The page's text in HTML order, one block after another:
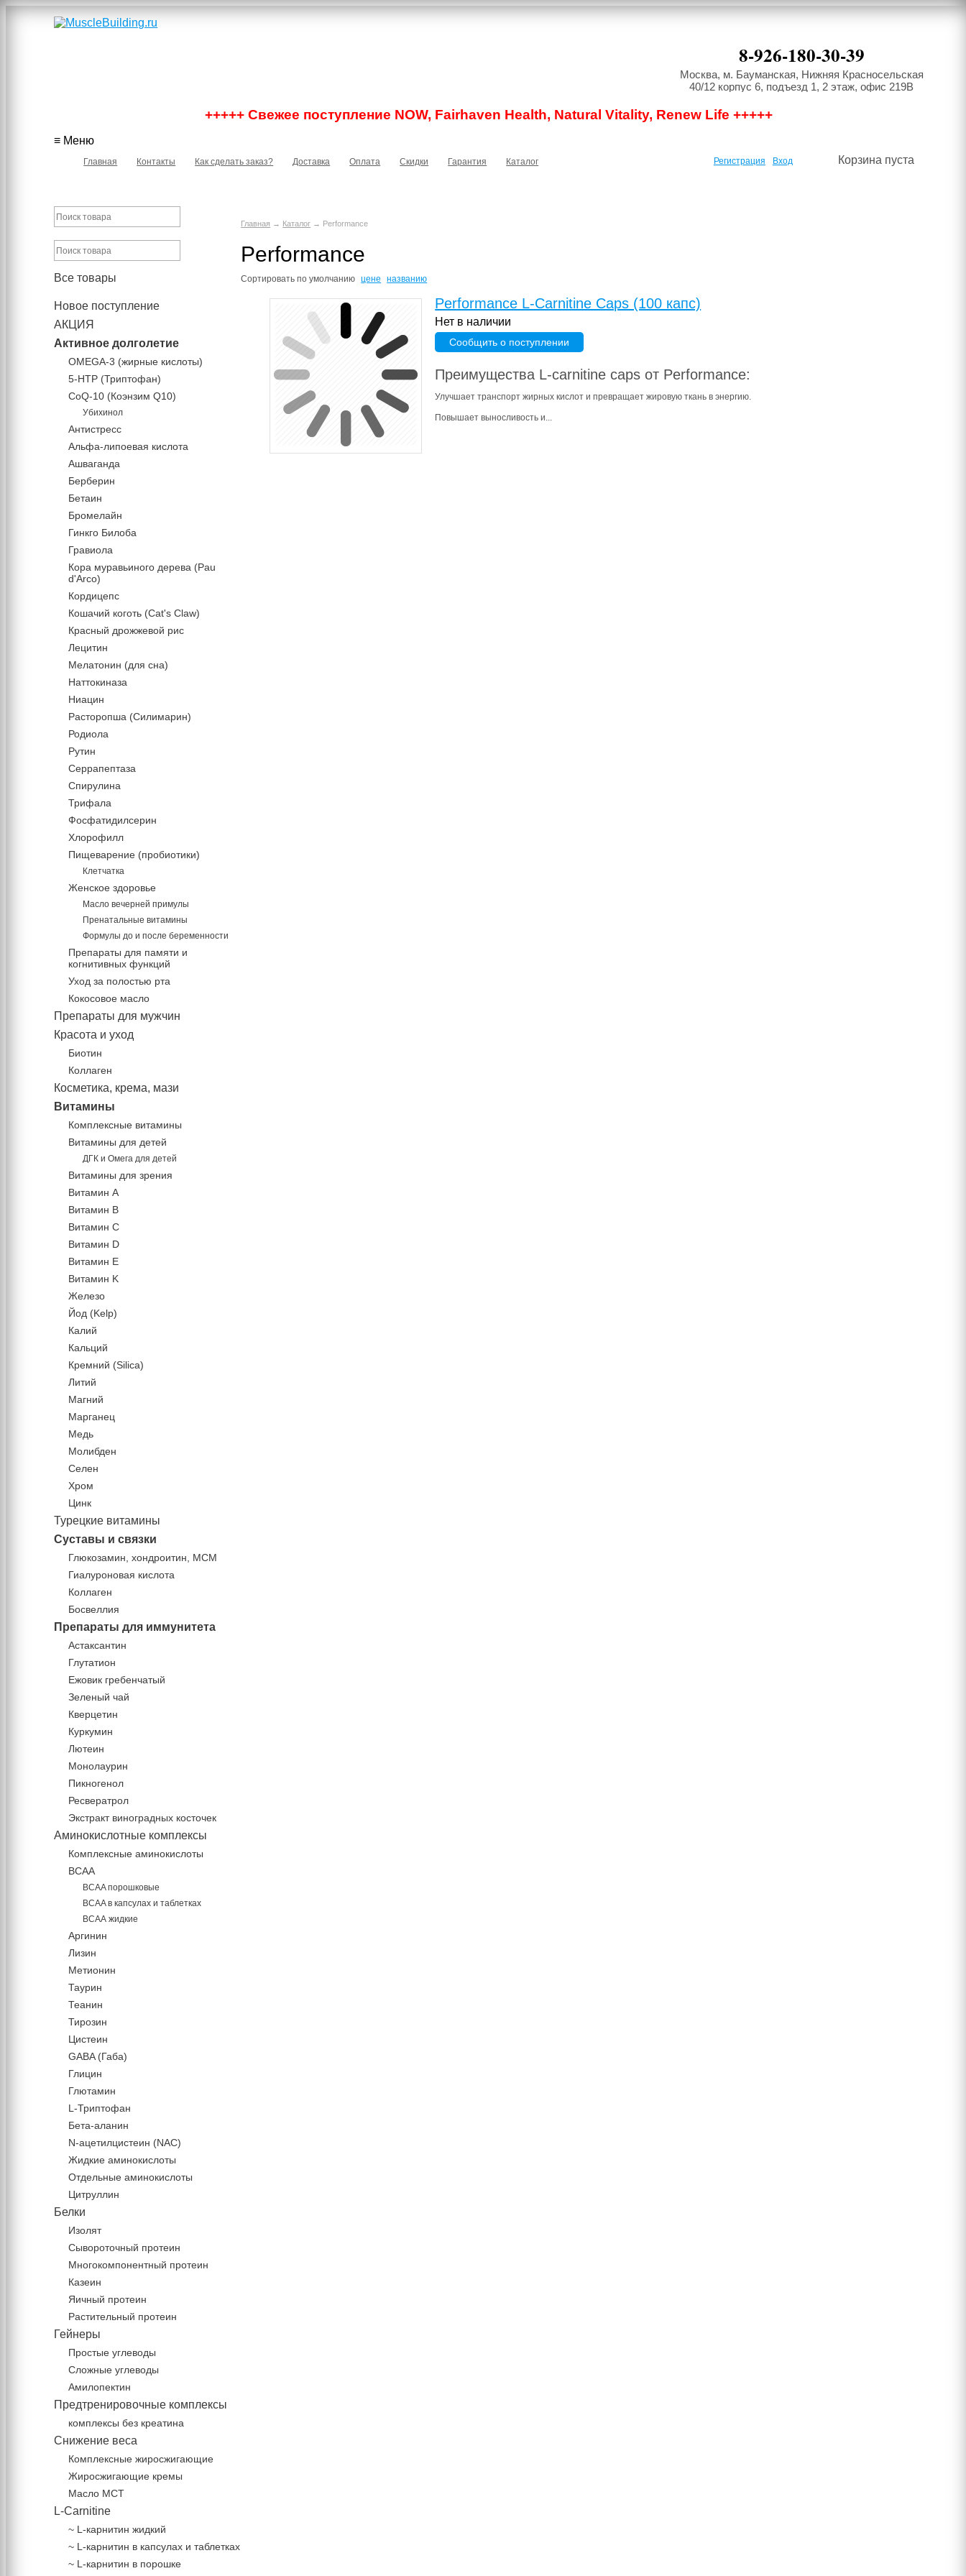
8-926-180-30-39
Москва, м. Бауманская, Нижняя Красносельская
40/12 корпус 6, подъезд 1, 2 этаж, офис 219В
+++++ Свежее поступление NOW, Fairhaven Health, Natural Vitality, Renew Life +++++
≡ Меню
Главная Контакты Как сделать заказ? Доставка Оплата Скидки Гарантия Каталог Корзина пуста
Регистрация Вход
Главная → Каталог → Performance
Performance
Сортировать поумолчанию цене названию
Performance L-Carnitine Caps (100 капс)
Нет в наличии
Сообщить о поступлении
Преимущества L-carnitine caps от Performance:
Улучшает транспорт жирных кислот и превращает жировую ткань в энергию.
Повышает выносливость и...
Все товары
Новое поступление
АКЦИЯ
Активное долголетие
OMEGA-3 (жирные кислоты)
5-HTP (Триптофан)
CoQ-10 (Коэнзим Q10)
Убихинол
Антистресс
Альфа-липоевая кислота
Ашваганда
Берберин
Бетаин
Бромелайн
Гинкго Билоба
Гравиола
Кора муравьиного дерева (Pau
d'Arco)
Кордицепс
Кошачий коготь (Cat's Claw)
Красный дрожжевой рис
Лецитин
Мелатонин (для сна)
Наттокиназа
Ниацин
Расторопша (Силимарин)
Родиола
Рутин
Серрапептаза
Спирулина
Трифала
Фосфатидилсерин
Хлорофилл
Пищеварение (пробиотики)
Клетчатка
Женское здоровье
Масло вечерней примулы
Пренатальные витамины
Формулы до и после беременности
Препараты для памяти и
когнитивных функций
Уход за полостью рта
Кокосовое масло
Препараты для мужчин
Красота и уход
Биотин
Коллаген
Косметика, крема, мази
Витамины
Комплексные витамины
Витамины для детей
ДГК и Омега для детей
Витамины для зрения
Витамин А
Витамин В
Витамин C
Витамин D
Витамин Е
Витамин K
Железо
Йод (Kelp)
Калий
Кальций
Кремний (Silica)
Литий
Магний
Марганец
Медь
Молибден
Селен
Хром
Цинк
Турецкие витамины
Суставы и связки
Глюкозамин, хондроитин, МСМ
Гиалуроновая кислота
Коллаген
Босвеллия
Препараты для иммунитета
Астаксантин
Глутатион
Ежовик гребенчатый
Зеленый чай
Кверцетин
Куркумин
Лютеин
Монолаурин
Пикногенол
Ресвератрол
Экстракт виноградных косточек
Аминокислотные комплексы
Комплексные аминокислоты
BCAA
BCAA порошковые
BCAA в капсулах и таблетках
ВСАА жидкие
Аргинин
Лизин
Метионин
Таурин
Теанин
Тирозин
Цистеин
GABA (Габа)
Глицин
Глютамин
L-Триптофан
Бета-аланин
N-ацетилцистеин (NAC)
Жидкие аминокислоты
Отдельные аминокислоты
Цитруллин
Белки
Изолят
Сывороточный протеин
Многокомпонентный протеин
Казеин
Яичный протеин
Растительный протеин
Гейнеры
Простые углеводы
Сложные углеводы
Амилопектин
Предтренировочные комплексы
комплексы без креатина
Снижение веса
Комплексные жиросжигающие
Жиросжигающие кремы
Масло МСТ
L-Carnitine
~ L-карнитин жидкий
~ L-карнитин в капсулах и таблетках
~ L-карнитин в порошке